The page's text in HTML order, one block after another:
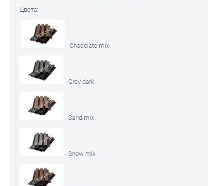
Цвета:
- Chocolate mix
- Grey dark
- Sand mix
- Snow mix